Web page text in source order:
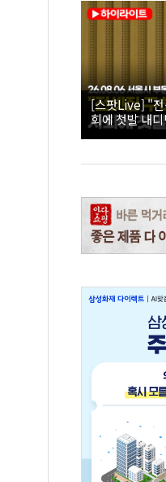
[스팟Live] "전
회에 첫발 내
시 부동산 대